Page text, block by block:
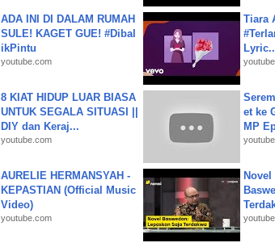
ADA INI DI DALAM RUMAH
SULE! KAGET GUE! #Dibal
ikPintu
youtube.com
Tiara
8 KIAT HIDUP LUAR BIASA
UNTUK SEGALA SITUASI ||
DIY dan Keraj...
youtube.com
et ke
MP
AURELIE HERMANSYAH -
KEPASTIAN (Official Music
Video)
youtube.com
Novel